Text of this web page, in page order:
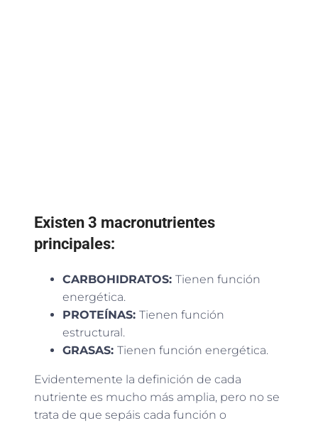
Existen 3 macronutrientes
principales:
CARBOHIDRATOS: Tienen función
energética.
PROTEÍNAS: Tienen función
estructural.
GRASAS: Tienen función energética.
Evidentemente la definición de cada
nutriente es mucho más amplia, pero no se
trata de que sepáis cada función o